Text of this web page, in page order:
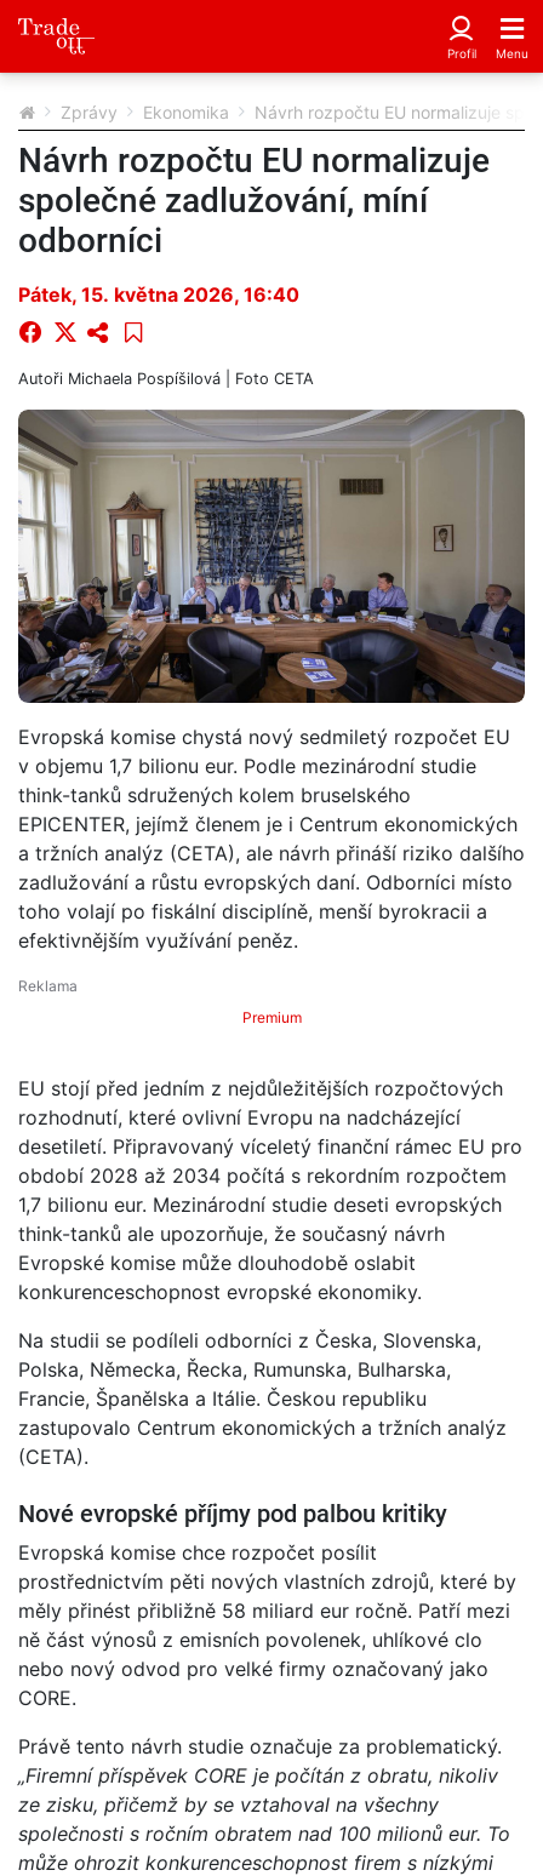
Zprávy Ekonomika Návrh rozpočtu EU normalizuje
Návrh rozpočtu EU normalizuje
společné zadlužování, míní
odborníci
Pátek, 15. května 2026, 16:40
Autoři Michaela Pospíšilová | Foto CETA
Evropská komise chystá nový sedmiletý rozpočet EU
v objemu 1,7 bilionu eur. Podle mezinárodní studie
think-tanků sdružených kolem bruselského
EPICENTER, jejímž členem je i Centrum ekonomických
a tržních analýz (CETA), ale návrh přináší riziko dalšího
zadlužování a růstu evropských daní. Odborníci místo
toho volají po fiskální disciplíně, menší byrokracii a
efektivnějším využívání peněz.
Premium
EU stojí před jedním z nejdůležitějších rozpočtových
rozhodnutí, které ovlivní Evropu na nadcházející
desetiletí. Připravovaný víceletý finanční rámec EU pro
období 2028 až 2034 počítá s rekordním rozpočtem
1,7 bilionu eur. Mezinárodní studie deseti evropských
think-tanků ale upozorňuje, že současný návrh
Evropské komise může dlouhodobě oslabit
konkurenceschopnost evropské ekonomiky.
Na studii se podíleli odborníci z Česka, Slovenska,
Polska, Německa, Řecka, Rumunska, Bulharska,
Francie, Španělska a Itálie. Českou republiku
zastupovalo Centrum ekonomických a tržních analýz
(CETA).
Nové evropské příjmy pod palbou kritiky
Evropská komise chce rozpočet posílit
prostřednictvím pěti nových vlastních zdrojů, které by
měly přinést přibližně 58 miliard eur ročně. Patří mezi
ně část výnosů z emisních povolenek, uhlíkové clo
nebo nový odvod pro velké firmy označovaný jako
CORE.
Právě tento návrh studie označuje za problematický.
„Firemní příspěvek CORE je počítán z obratu, nikoliv
ze zisku, přičemž by se vztahoval na všechny
společnosti s ročním obratem nad 100 milionů eur. To
může ohrozit konkurenceschopnost firem s nízkými